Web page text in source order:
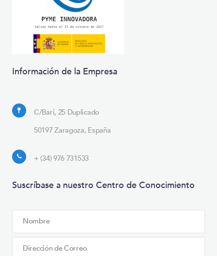
Información de la Empresa
C/Bari, 25 Duplicado
50197 Zaragoza, España
+ (34) 976 731533
Suscríbase a nuestro Centro de Conocimiento